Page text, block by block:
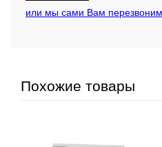
или мы сами Вам перезвоним
Похожие товары